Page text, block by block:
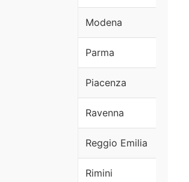
Modena
Parma
Piacenza
Ravenna
Reggio Emilia
Rimini